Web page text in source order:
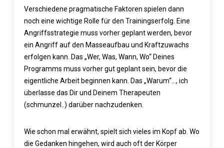
Verschiedene pragmatische Faktoren spielen dann
noch eine wichtige Rolle für den Trainingserfolg. Eine
Angriffsstrategie muss vorher geplant werden, bevor
ein Angriff auf den Masseaufbau und Kraftzuwachs
erfolgen kann. Das „Wer, Was, Wann, Wo“ Deines
Programms muss vorher gut geplant sein, bevor die
eigentliche Arbeit beginnen kann. Das „Warum“…, ich
überlasse das Dir und Deinem Therapeuten
(schmunzel..) darüber nachzudenken.
Wie schon mal erwähnt, spielt sich vieles im Kopf ab. Wo
die Gedanken hingehen, wird auch oft der Körper